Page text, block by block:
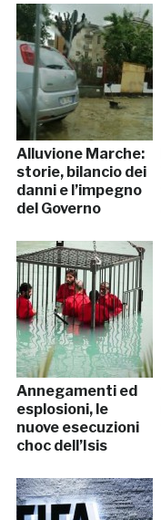
Alluvione Marche:
storie, bilancio dei
danni e l’impegno
del Governo
Annegamenti ed
esplosioni, le
nuove esecuzioni
choc dell’Isis